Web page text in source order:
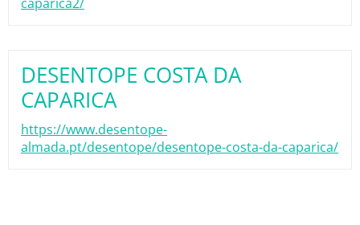
DESENTOPE COSTA DA
CAPARICA
https://www.desentope-
almada.pt/desentope/desentope-costa-da-caparica/